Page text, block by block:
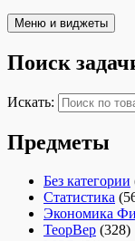
Меню и виджеты
Поиск
Искать:
Предметы
Без категории
Статистика
Экономика
ТеорВер (328)